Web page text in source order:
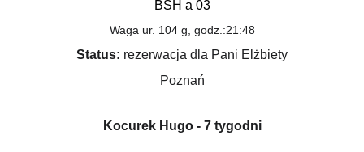
BSH a 03
Waga ur. 104 g, godz.:21:48
Status: rezerwacja dla Pani Elżbiety
Poznań
Kocurek Hugo - 7 tygodni